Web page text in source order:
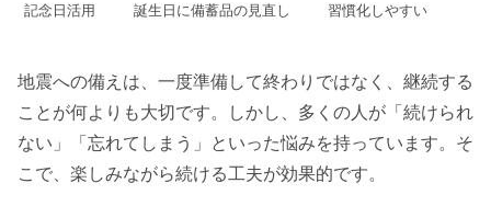
記念日活用 誕生日に備蓄品の見直し 習慣化しやすい
地震への備えは、一度準備して終わりではなく、継続する
ことが何よりも大切です。しかし、多くの人が「続けられ
ない」「忘れてしまう」といった悩みを持っています。そ
こで、楽しみながら続ける工夫が効果的です。